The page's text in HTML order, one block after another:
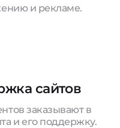
и рекламе.
сайтов
заказывают в
и его поддержку.